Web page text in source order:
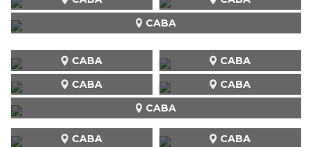
CABA
CABA CABA
CABA
CABA CABA
CABA CABA